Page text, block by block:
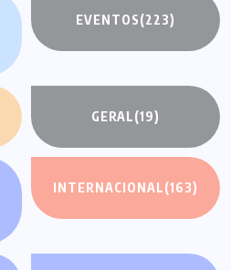
EVENTOS(223)
GERAL(19)
INTERNACIONAL(163)